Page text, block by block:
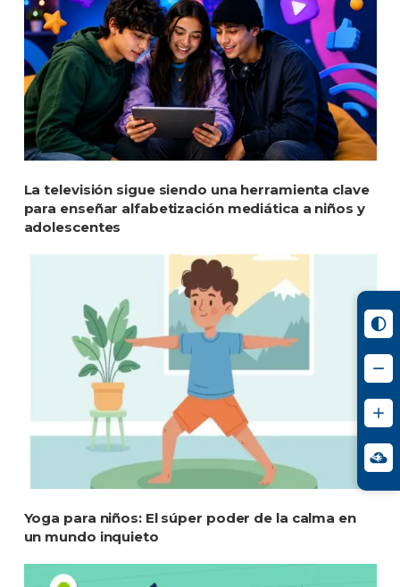
La televisión sigue siendo una herramienta clave
para enseñar alfabetización mediática a niños y
adolescentes
Yoga para niños: El súper poder de la calma en
un mundo inquieto